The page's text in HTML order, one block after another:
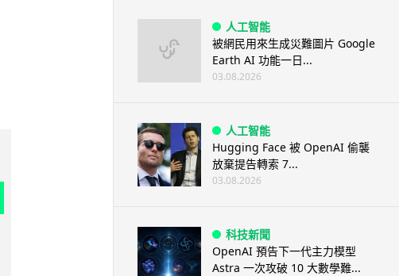
人工智能
被網民用來生成災難圖片 Google
Earth AI 功能一日...
03.08.2026
人工智能
Hugging Face 被 OpenAI 偷襲
放棄提告轉索 7...
03.08.2026
科技新聞
OpenAI 預告下一代主力模型
Astra 一次攻破 10 大數學難...